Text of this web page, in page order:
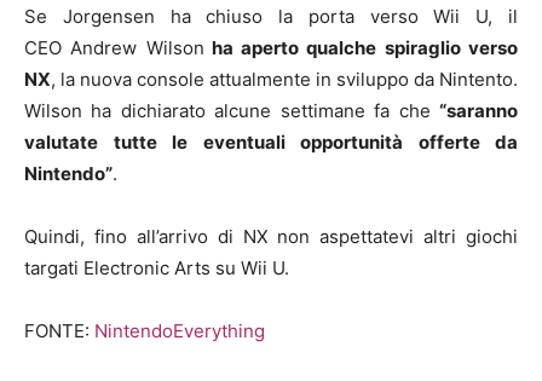
Se Jorgensen ha chiuso la porta verso Wii U, il
CEO Andrew Wilson ha aperto qualche spiraglio verso
NX, la nuova console attualmente in sviluppo da Nintento.
Wilson ha dichiarato alcune settimane fa che “saranno
valutate tutte le eventuali opportunità offerte da
Nintendo”.
Quindi, fino all’arrivo di NX non aspettatevi altri giochi
targati Electronic Arts su Wii U.
FONTE: NintendoEverything